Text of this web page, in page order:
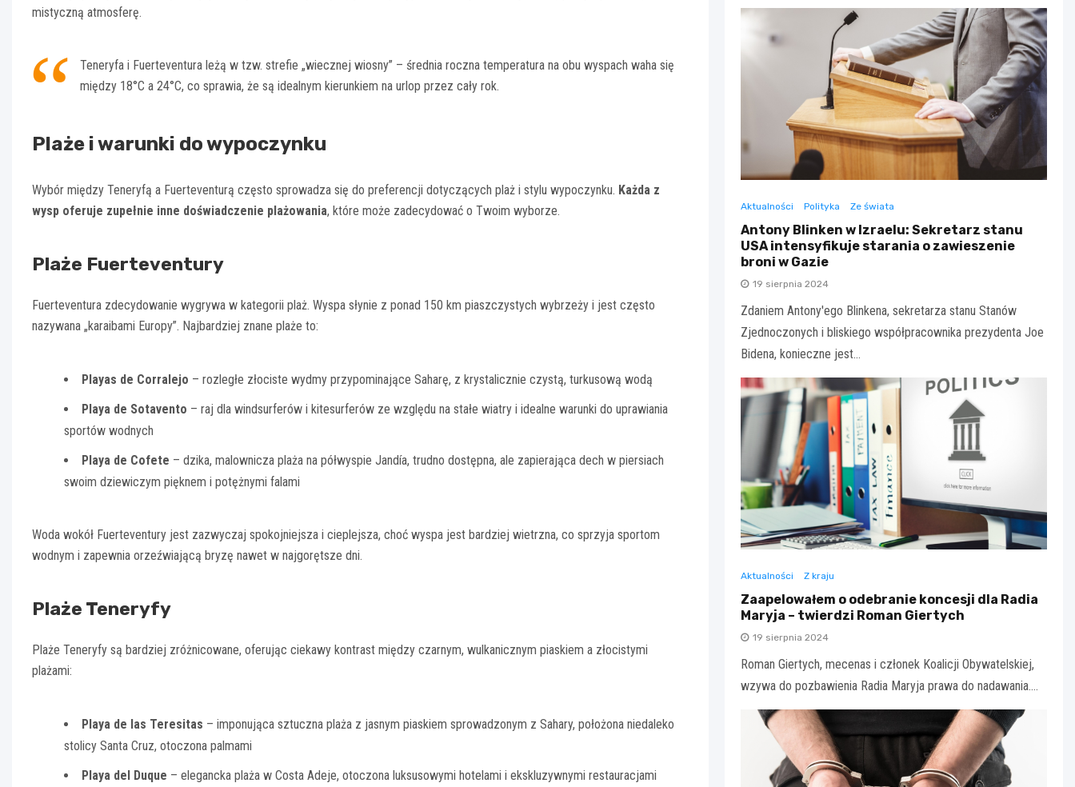
mistyczną atmosferę.
Teneryfa i Fuerteventura leżą w tzw. strefie „wiecznej wiosny” – średnia roczna temperatura na obu wyspach waha się
między 18°C a 24°C, co sprawia, że są idealnym kierunkiem na urlop przez cały rok.
Plaże i warunki do wypoczynku
Wybór między Teneryfą a Fuerteventurą często sprowadza się do preferencji dotyczących plaż i stylu wypoczynku. Każda z
wysp oferuje zupełnie inne doświadczenie plażowania, które może zadecydować o Twoim wyborze.
Plaże Fuerteventury
Fuerteventura zdecydowanie wygrywa w kategorii plaż. Wyspa słynie z ponad 150 km piaszczystych wybrzeży i jest często
nazywana „karaibami Europy”. Najbardziej znane plaże to:
Playas de Corralejo – rozległe złociste wydmy przypominające Saharę, z krystalicznie czystą, turkusową wodą
Playa de Sotavento – raj dla windsurferów i kitesurferów ze względu na stałe wiatry i idealne warunki do uprawiania
sportów wodnych
Playa de Cofete – dzika, malownicza plaża na półwyspie Jandía, trudno dostępna, ale zapierająca dech w piersiach
swoim dziewiczym pięknem i potężnymi falami
Woda wokół Fuerteventury jest zazwyczaj spokojniejsza i cieplejsza, choć wyspa jest bardziej wietrzna, co sprzyja sportom
wodnym i zapewnia orzeźwiającą bryzę nawet w najgorętsze dni.
Plaże Teneryfy
Plaże Teneryfy są bardziej zróżnicowane, oferując ciekawy kontrast między czarnym, wulkanicznym piaskiem a złocistymi
plażami:
Playa de las Teresitas – imponująca sztuczna plaża z jasnym piaskiem sprowadzonym z Sahary, położona niedaleko
stolicy Santa Cruz, otoczona palmami
Playa del Duque – elegancka plaża w Costa Adeje, otoczona luksusowymi hotelami i ekskluzywnymi restauracjami
Aktualności Polityka Ze świata
Antony Blinken w Izraelu: Sekretarz stanu
USA intensyfikuje starania o zawieszenie
broni w Gazie
19 sierpnia 2024
Zdaniem Antony'ego Blinkena, sekretarza stanu Stanów
Zjednoczonych i bliskiego współpracownika prezydenta Joe
Bidena, konieczne jest…
Aktualności Z kraju
Zaapelowałem o odebranie koncesji dla Radia
Maryja – twierdzi Roman Giertych
19 sierpnia 2024
Roman Giertych, mecenas i członek Koalicji Obywatelskiej,
wzywa do pozbawienia Radia Maryja prawa do nadawania.…